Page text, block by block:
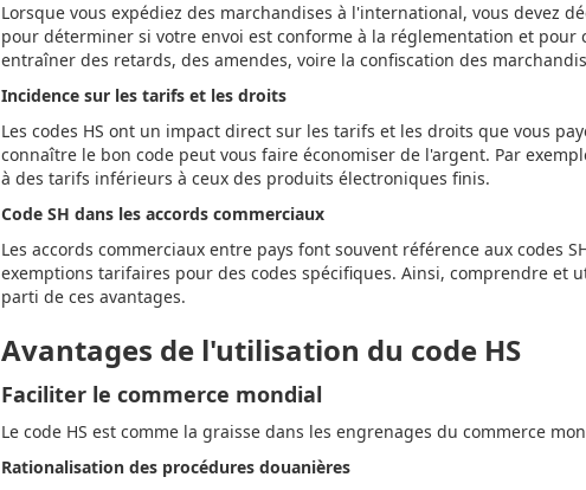
Lorsque vous expédiez des marchandises à l'international, vous devez
pour déterminer si votre envoi est conforme à la réglementation et pour
entraîner des retards, des amendes, voire la confiscation des
Incidence sur les tarifs et les droits
Les codes HS ont un impact direct sur les tarifs et les droits que vous
connaître le bon code peut vous faire économiser de l'argent. Par
à des tarifs inférieurs à ceux des produits électroniques finis.
Code SH dans les accords commerciaux
Les accords commerciaux entre pays font souvent référence aux codes
exemptions tarifaires pour des codes spécifiques. Ainsi, comprendre et
parti de ces avantages.
Avantages de l'utilisation du code HS
Faciliter le commerce mondial
Le code HS est comme la graisse dans les engrenages du commerce
Rationalisation des procédures douanières